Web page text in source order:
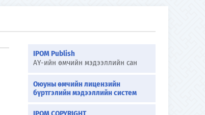
IPOM Publish
АҮ-ийн өмчийн мэдээллийн сан
Оюуны өмчийн лицензийн
бүртгэлийн мэдээллийн систем